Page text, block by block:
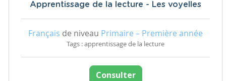
Apprentissage de la lecture - Les voyelles
Français de niveau Primaire – Première année
Tags : apprentissage de la lecture
Consulter